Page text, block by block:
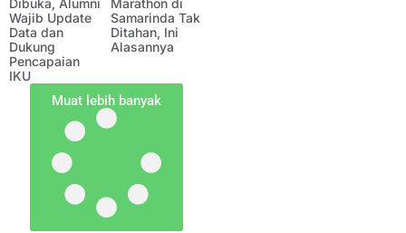
Wajib Update
Data dan
Dukung
Pencapaian
IKU
Samarinda Tak
Ditahan, Ini
Alasannya
Muat lebih banyak